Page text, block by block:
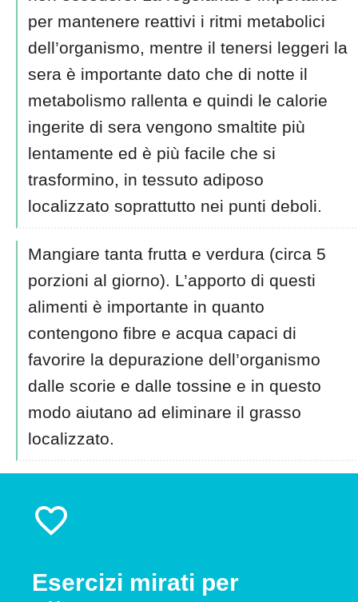
per mantenere reattivi i ritmi metabolici
dell’organismo, mentre il tenersi leggeri la
sera è importante dato che di notte il
metabolismo rallenta e quindi le calorie
ingerite di sera vengono smaltite più
lentamente ed è più facile che si
trasformino, in tessuto adiposo
localizzato soprattutto nei punti deboli.
Mangiare tanta frutta e verdura (circa 5
porzioni al giorno). L’apporto di questi
alimenti è importante in quanto
contengono fibre e acqua capaci di
favorire la depurazione dell’organismo
dalle scorie e dalle tossine e in questo
modo aiutano ad eliminare il grasso
localizzato.
Esercizi mirati per